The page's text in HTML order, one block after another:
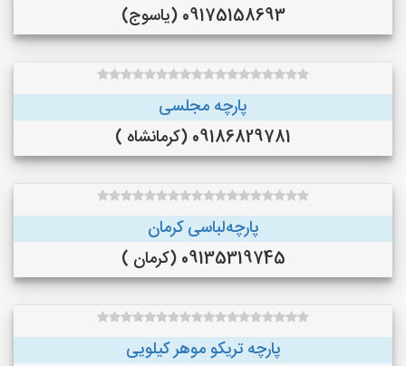
09175158693 (یاسوج)
پارچه مجلسی
09186829781 (کرمانشاه )
پارچه‌لباسی کرمان
09135319745 (کرمان )
پارچه تریکو موهر کیلویی